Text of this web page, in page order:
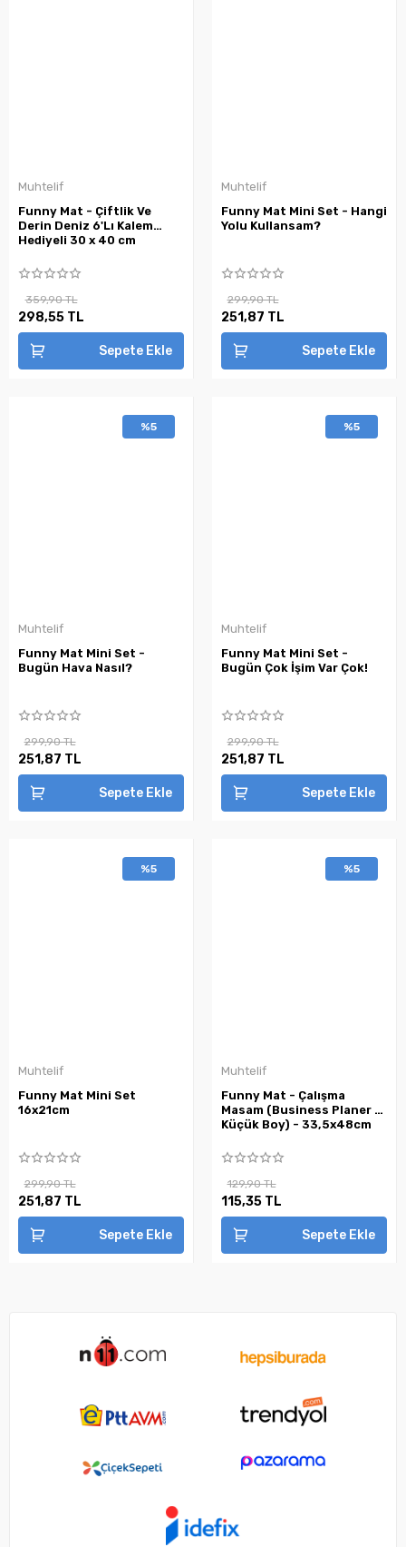
Muhtelif
Funny Mat - Çiftlik Ve
Derin Deniz 6'Lı Kalem
Hediyeli 30 x 40 cm
359,90 TL
298,55 TL
Sepete Ekle
Muhtelif
Funny Mat Mini Set - Hangi
Yolu Kullansam?
299,90 TL
251,87 TL
Sepete Ekle
%5
Muhtelif
Funny Mat Mini Set -
Bugün Hava Nasıl?
299,90 TL
251,87 TL
Sepete Ekle
%5
Muhtelif
Funny Mat Mini Set -
Bugün Çok İşim Var Çok!
299,90 TL
251,87 TL
Sepete Ekle
%5
Muhtelif
Funny Mat Mini Set
16x21cm
299,90 TL
251,87 TL
Sepete Ekle
%5
Muhtelif
Funny Mat - Çalışma
Masam (Business Planer -
Küçük Boy) - 33,5x48cm
129,90 TL
115,35 TL
Sepete Ekle